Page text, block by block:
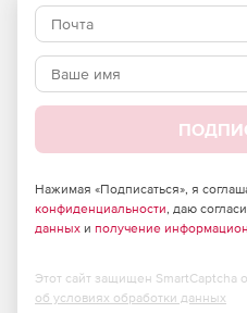
Нажимая «Подписаться», я
конфиденциальности, даю
данных и получение
Этот сайт защищен SmartCaptcha
об условиях обработки данных